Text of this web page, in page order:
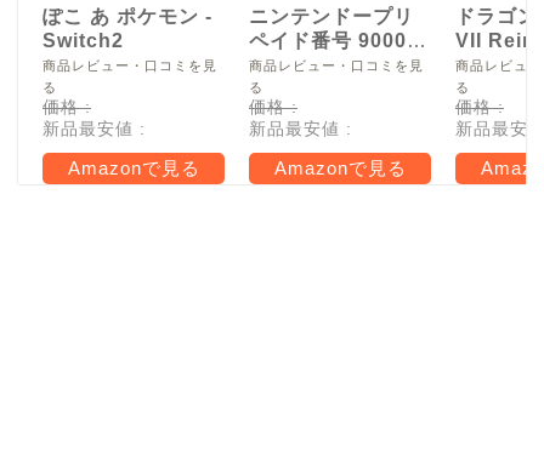
ぽこ あ ポケモン -
Switch2
商品レビュー・口コミを見
る
価格 :
新品最安値 :
Amazonで見る
ニンテンドープリ
ペイド番号 9000
円|オンラインコー
ド版
商品レビュー・口コミを見
る
価格 :
新品最安値 :
Amazonで見る
ドラゴ
VII
Switch2
商品レビュ
る
価格 :
新品最安